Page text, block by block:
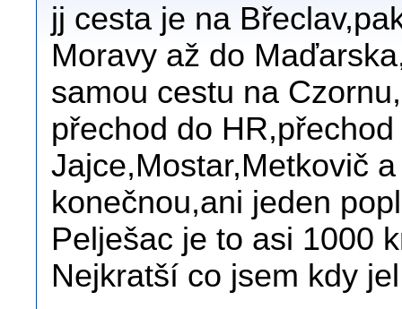
jj cesta je na
Moravy až do
samou cestu na
přechod do
Jajce,Mostar,Metkovič
konečnou,ani jeden
Pelješac je to asi 1000
Nejkratší co jsem kdy